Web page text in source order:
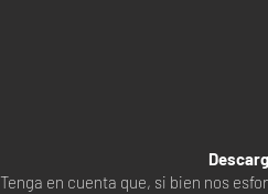
Tenga en cuenta que, si bien nos